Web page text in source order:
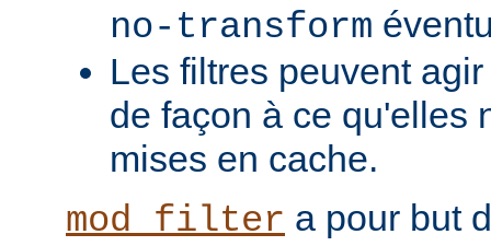
no-transform
Les filtres peuvent
de façon à ce qu'elles
mises en cache.
mod_filter a pour but